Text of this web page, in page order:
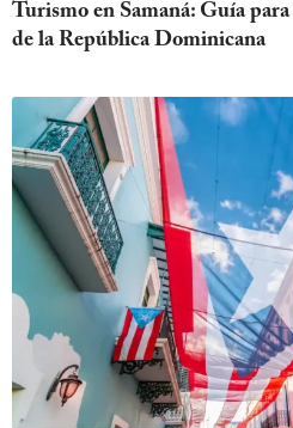
Turismo en Samaná: Guía
de la República Dominicana